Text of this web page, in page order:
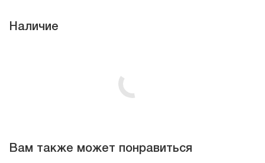
Наличие
Вам также может понравиться